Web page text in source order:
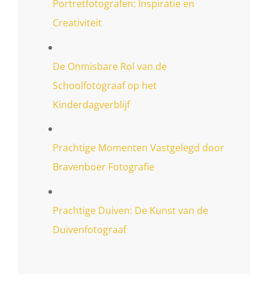
Portretfotografen: Inspiratie en
Creativiteit
De Onmisbare Rol van de
Schoolfotograaf op het
Kinderdagverblijf
Prachtige Momenten Vastgelegd door
Bravenboer Fotografie
Prachtige Duiven: De Kunst van de
Duivenfotograaf